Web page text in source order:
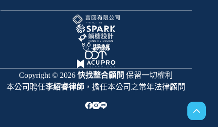
Copyright © 2026快找整合顧問 保留一切權利
本公司聘任李紹睿律師 ，擔任本公司之常年法律顧問